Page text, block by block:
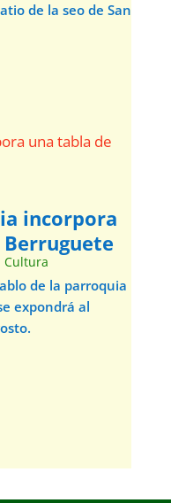
de la seo de San
incorpora
Cultura
de la parroquia
expondrá al